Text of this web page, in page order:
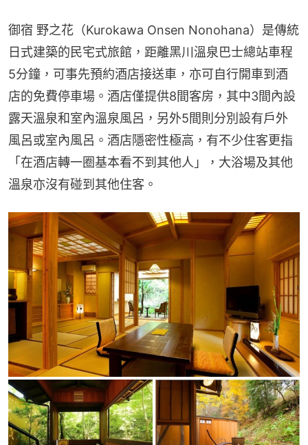
御宿 野之花（Kurokawa Onsen Nonohana）是傳統
日式建築的民宅式旅館，距離黑川溫泉巴士總站車程
5分鐘，可事先預約酒店接送車，亦可自行開車到酒
店的免費停車場。酒店僅提供8間客房，其中3間內設
露天溫泉和室內溫泉風呂，另外5間則分別設有戶外
風呂或室內風呂。酒店隱密性極高，有不少住客更指
「在酒店轉一圈基本看不到其他人」，大浴場及其他
溫泉亦沒有碰到其他住客。